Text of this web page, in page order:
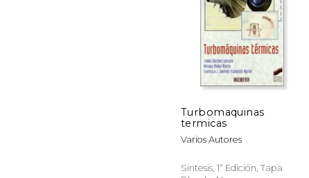
40%
Turbomaquinas
termicas
Varios Autores
Sintesis, 1ª Edición, Tapa